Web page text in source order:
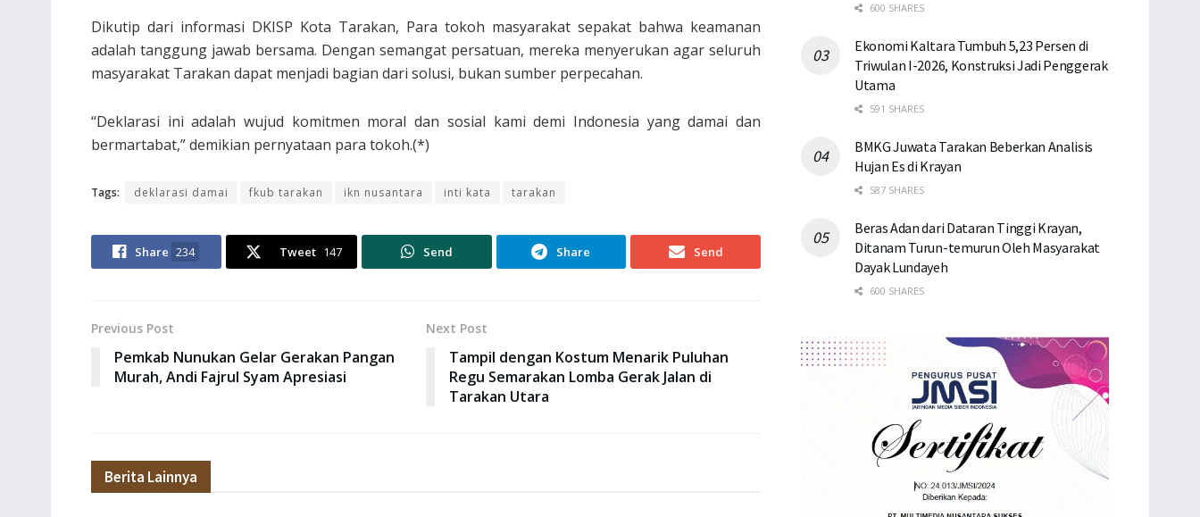
Dikutip dari informasi DKISP Kota Tarakan, Para tokoh masyarakat sepakat bahwa keamanan
adalah tanggung jawab bersama. Dengan semangat persatuan, mereka menyerukan agar seluruh
masyarakat Tarakan dapat menjadi bagian dari solusi, bukan sumber perpecahan.
“Deklarasi ini adalah wujud komitmen moral dan sosial kami demi Indonesia yang damai dan
bermartabat,” demikian pernyataan para tokoh.(*)
Tags: deklarasi damai fkub tarakan ikn nusantara inti kata tarakan
Share 234 Tweet 147 Send Share Send
Previous Post
Pemkab Nunukan Gelar Gerakan Pangan
Murah, Andi Fajrul Syam Apresiasi
Next Post
Tampil dengan Kostum Menarik Puluhan
Regu Semarakan Lomba Gerak Jalan di
Tarakan Utara
Berita Lainnya
600 SHARES
Ekonomi Kaltara Tumbuh 5,23 Persen di
Triwulan I-2026, Konstruksi Jadi Penggerak
Utama
591 SHARES
BMKG Juwata Tarakan Beberkan Analisis
Hujan Es di Krayan
587 SHARES
Beras Adan dari Dataran Tinggi Krayan,
Ditanam Turun-temurun Oleh Masyarakat
Dayak Lundayeh
600 SHARES